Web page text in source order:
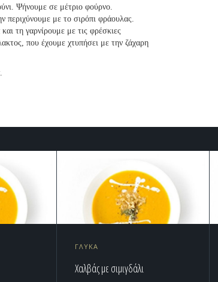
Ψήνουμε σε μέτριο φούρνο.
περιχύνουμε με το σιρόπι φράουλας.
τη γαρνίρουμε με τις φρέσκιες
που έχουμε χτυπήσει με την ζάχαρη
ΓΛΥΚΑ
Χαλβάς με σιμιγδάλι